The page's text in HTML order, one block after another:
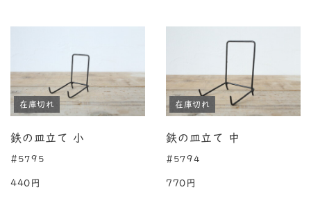
在庫切れ
鉄の皿立て 小
#5795
440円
在庫切れ
鉄の皿立て 中
#5794
770円